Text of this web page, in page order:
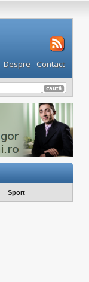
Despre Contact
Sport